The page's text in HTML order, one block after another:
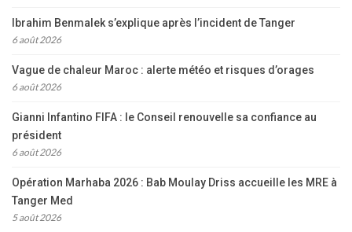
Ibrahim Benmalek s’explique après l’incident de Tanger
6 août 2026
Vague de chaleur Maroc : alerte météo et risques d’orages
6 août 2026
Gianni Infantino FIFA : le Conseil renouvelle sa confiance au
président
6 août 2026
Opération Marhaba 2026 : Bab Moulay Driss accueille les MRE à
Tanger Med
5 août 2026